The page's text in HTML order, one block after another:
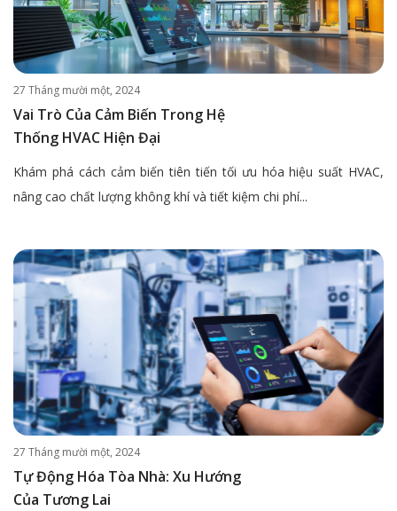
27 Tháng mười một, 2024
Vai Trò Của Cảm Biến Trong Hệ
Thống HVAC Hiện Đại
Khám phá cách cảm biến tiên tiến tối ưu hóa hiệu suất HVAC,
nâng cao chất lượng không khí và tiết kiệm chi phí...
27 Tháng mười một, 2024
Tự Động Hóa Tòa Nhà: Xu Hướng
Của Tương Lai